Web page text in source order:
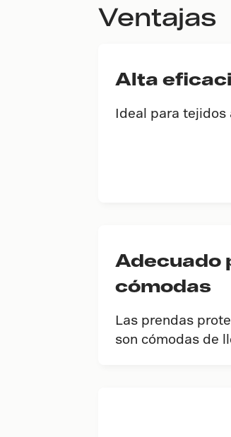
Ventajas
Alta
Ideal para tejidos
Adecuado
cómodas
Las prendas
son cómodas de